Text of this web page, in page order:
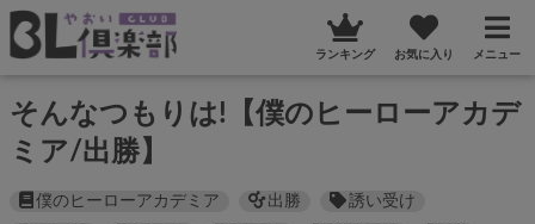
ランキング お気に入り メニュー
そんなつもりは!【僕のヒーローアカデ
ミア/出勝】
僕のヒーローアカデミア 出勝
誘い受け